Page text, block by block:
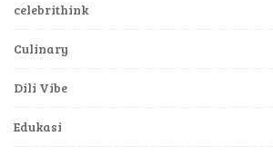
celebrithink
Culinary
Dili Vibe
Edukasi